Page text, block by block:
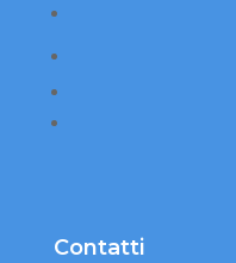
Contatti